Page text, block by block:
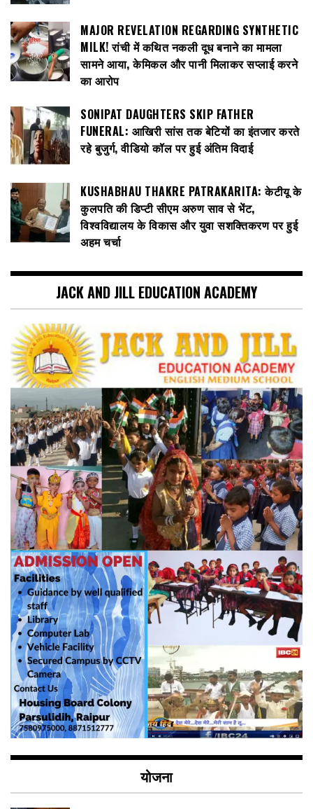
MAJOR REVELATION REGARDING SYNTHETIC
MILK! रांची में कथित नकली दूध बनाने का मामला
सामने आया, केमिकल और पानी मिलाकर सप्लाई करने
का आरोप
SONIPAT DAUGHTERS SKIP FATHER
FUNERAL: आखिरी सांस तक बेटियों का इंतजार करते
रहे बुजुर्ग, वीडियो कॉल पर हुई अंतिम विदाई
KUSHABHAU THAKRE PATRAKARITA: केटीयू के
कुलपति की डिप्टी सीएम अरुण साव से भेंट,
विश्वविद्यालय के विकास और युवा सशक्तिकरण पर हुई
अहम चर्चा
JACK AND JILL EDUCATION ACADEMY
योजना